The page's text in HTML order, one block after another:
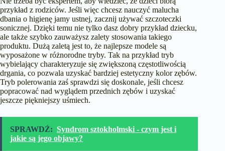
przykład z rodziców. Jeśli więc chcesz nauczyć malucha
dbania o higienę jamy ustnej, zacznij używać szczoteczki
sonicznej. Dzięki temu nie tylko dasz dobry przykład dziecku,
ale także szybko zauważysz zalety stosowania takiego
produktu. Dużą zaletą jest to, że najlepsze modele są
wyposażone w różnorodne tryby. Tak na przykład tryb
wybielający charakteryzuje się zwiększoną częstotliwością
drgania, co pozwala uzyskać bardziej estetyczny kolor zębów.
Tryb polerowania zaś sprawdzi się doskonale, jeśli chcesz
popracować nad wyglądem przednich zębów i uzyskać
jeszcze piękniejszy uśmiech.
SPRAWDŹ: Syndrom sztokholmski - czym jest i
jakie są jego objawy?